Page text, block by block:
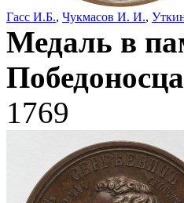
Гасс И.Б., Чукмасов И. И.,
Медаль в
1769